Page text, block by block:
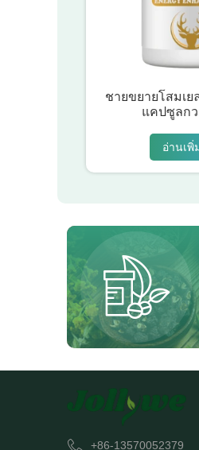
ชายขยายโสมเย
แคปซูลกว
อ่านเพิ่
+86-13570052379